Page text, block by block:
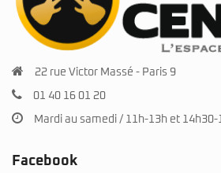
22 rue Victor Massé - Paris 9
01 40 16 01 20
Mardi au samedi / 11h-13h et 14h30-
Facebook